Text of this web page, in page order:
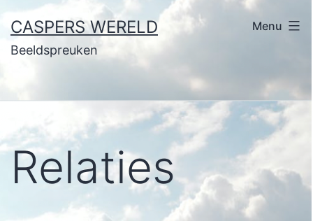
Ga
naar
de
CASPERS WERELD
Beeldspreuken
Menu
Relaties